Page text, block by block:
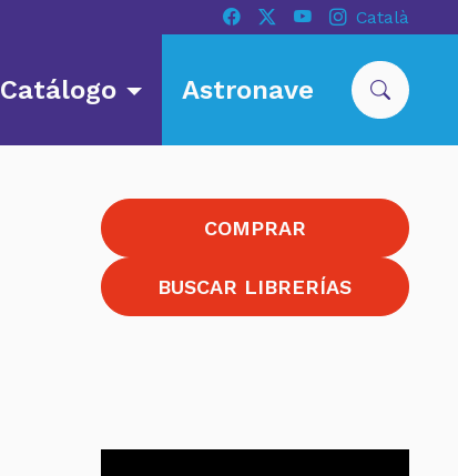
Català
Catálogo Astronave
COMPRAR
BUSCAR LIBRERÍAS